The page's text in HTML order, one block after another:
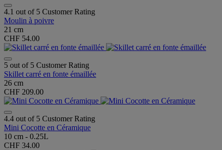
4.1 out of 5 Customer Rating
Moulin à poivre
21 cm
CHF 54.00
5 out of 5 Customer Rating
Skillet carré en fonte émaillée
26 cm
CHF 209.00
4.4 out of 5 Customer Rating
Mini Cocotte en Céramique
10 cm - 0.25L
CHF 34.00